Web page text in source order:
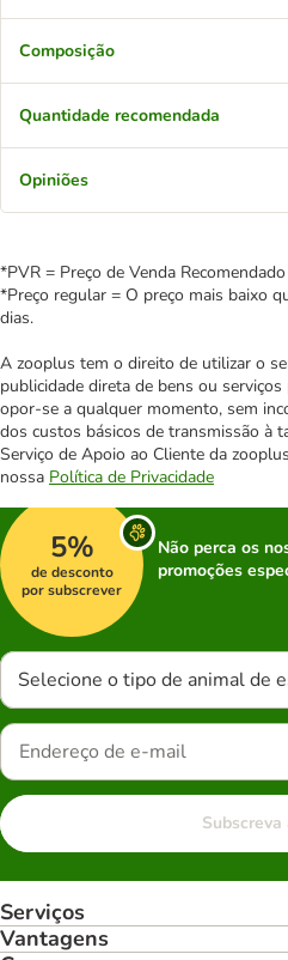
Composição
Quantidade recomendada
Opiniões
*PVR = Preço de Venda
*Preço regular = O preço mais baixo
dias.
A zooplus tem o direito de utilizar o
publicidade direta de bens ou
opor-se a qualquer momento, sem
dos custos básicos de transmissão à
Serviço de Apoio ao Cliente da
nossa Política de Privacidade
5%
de desconto
por subscrever
Não perca os
promoções
Selecione o tipo de animal de
Subscreva
Serviços
Vantagens